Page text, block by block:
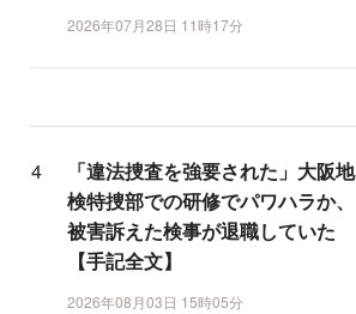
2026年07月28日 11時17分
「違法捜査を強要された」大阪地
検特捜部での研修でパワハラか、
被害訴えた検事が退職していた
【手記全文】
2026年08月03日 15時05分